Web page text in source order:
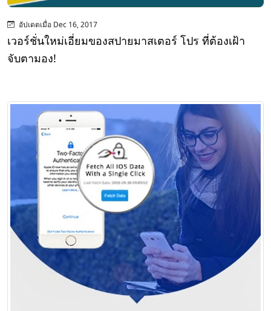
อัปเดตเมื่อ Dec 16, 2017
เวอร์ชั่นใหม่เอี่ยมของสปายมาสเตอร์ โปร ที่ต้องเฝ้า
จับตามอง!